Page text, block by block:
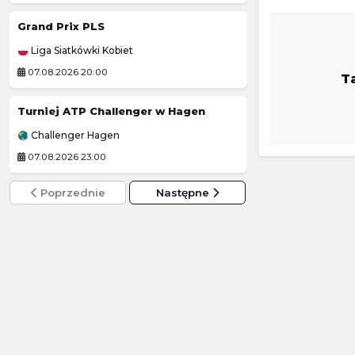
Grand Prix PLS
Liga Siatkówki Kobiet
07.08.2026 20:00
Turniej ATP Challenger w Hagen
Challenger Hagen
07.08.2026 23:00
07.08.2026 16:00
07.08.2026 19:00
Poprzednie Następne